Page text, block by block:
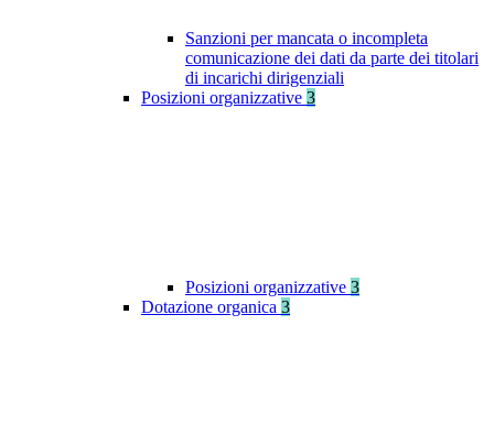
Sanzioni per mancata o incompleta
comunicazione dei dati da parte dei titolari
di incarichi dirigenziali
Posizioni organizzative 3
Posizioni organizzative 3
Dotazione organica 3